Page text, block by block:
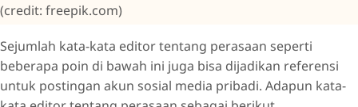
(credit: freepik.com)
Sejumlah kata-kata editor tentang perasaan seperti
beberapa poin di bawah ini juga bisa dijadikan referensi
untuk postingan akun sosial media pribadi. Adapun kata-